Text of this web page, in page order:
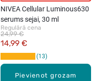
Pievienot grozam
NIVEA Cellular Luminous630
serums sejai, 30 ml
Regulārā cena
14,99 €
24,99 €
13